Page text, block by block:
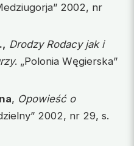
2002, nr
Drodzy Rodacy jak i
. „Polonia Węgierska”
, Opowieść o
2002, nr 29, s.